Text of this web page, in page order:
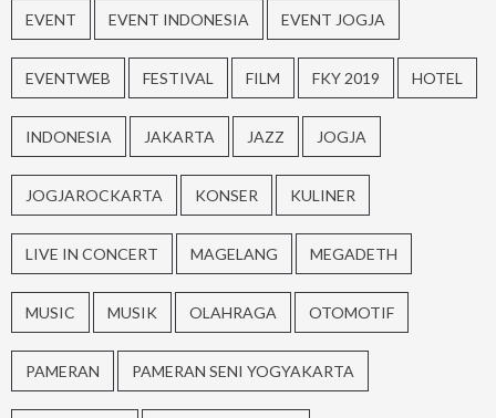
EVENT EVENT INDONESIA EVENT JOGJA
EVENTWEB FESTIVAL FILM FKY 2019 HOTEL
INDONESIA JAKARTA JAZZ JOGJA
JOGJAROCKARTA KONSER KULINER
LIVE IN CONCERT MAGELANG MEGADETH
MUSIC MUSIK OLAHRAGA OTOMOTIF
PAMERAN PAMERAN SENI YOGYAKARTA